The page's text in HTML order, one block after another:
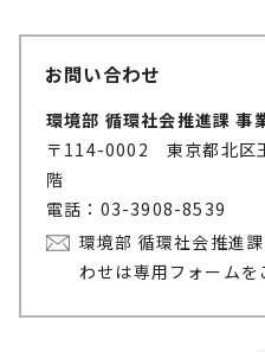
お問い合わせ
環境部 循環社会推進課 事
〒114-0002 東京都北区
階
電話：03-3908-8539
環境部 循環社会推進
わせは専用フォームを